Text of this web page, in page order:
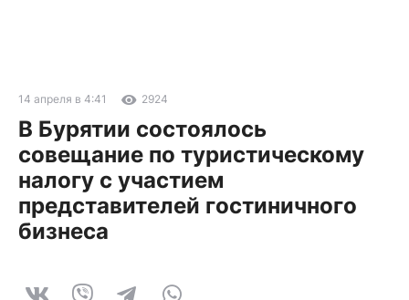
14 апреля в 4:41 2924
В Бурятии состоялось
совещание по туристическому
налогу с участием
представителей гостиничного
бизнеса